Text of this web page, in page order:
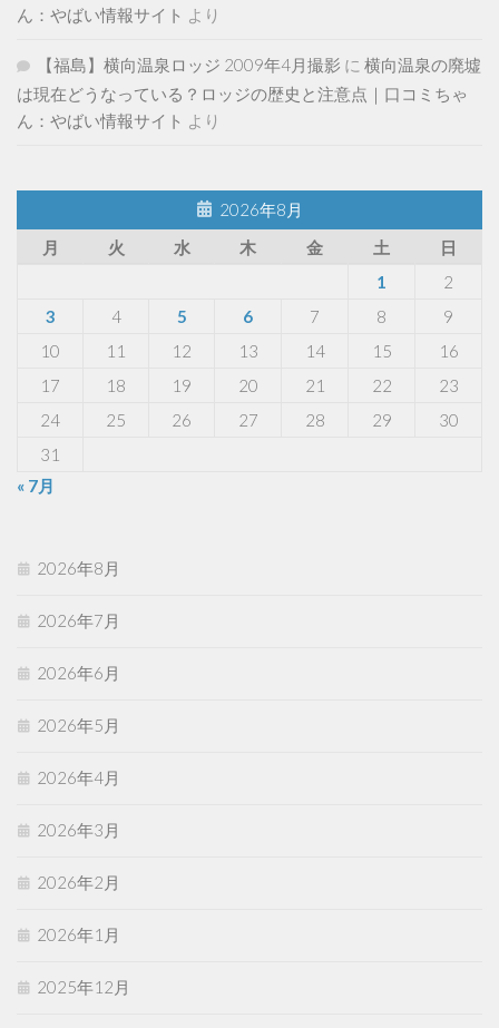
ん：やばい情報サイト より
【福島】横向温泉ロッジ 2009年4月撮影 に 横向温泉の廃墟
は現在どうなっている？ロッジの歴史と注意点｜口コミちゃ
ん：やばい情報サイト より
2026年8月
月
火 水 木 金 土
日
1
2
3
4 5 6 7 8
9
10
11 12 13 14 15
16
17
18 19 20 21 22
23
24
25 26 27 28 29
30
31
« 7月
2026年8月
2026年7月
2026年6月
2026年5月
2026年4月
2026年3月
2026年2月
2026年1月
2025年12月